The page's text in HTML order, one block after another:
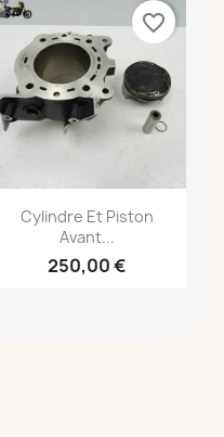
Cylindre Et Piston
Avant...
250,00 €
favorite_border